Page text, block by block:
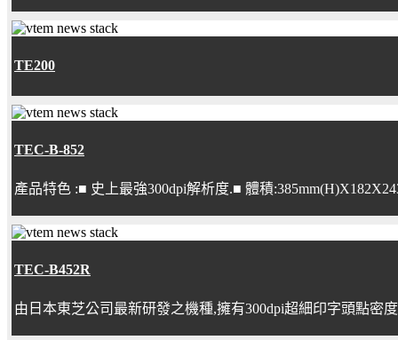
TE200
TEC-B-852
產品特色 :■ 史上最強300dpi解析度.■ 體積
TEC-B452R
由日本東芝公司最新研發之機種,擁有300dpi超細印字頭